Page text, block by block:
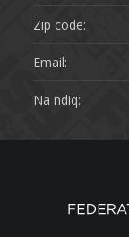
Zip code:
Email:
Na ndiq: